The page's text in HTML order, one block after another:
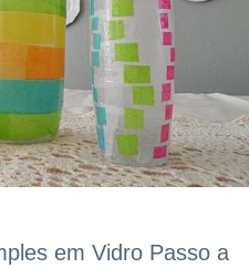
em Vidro Passo a